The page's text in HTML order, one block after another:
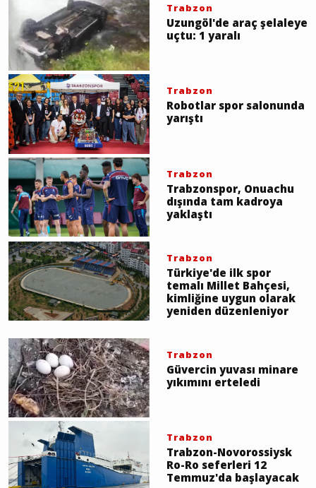
Trabzon
Uzungöl'de araç şelaleye
uçtu: 1 yaralı
Trabzon
Robotlar spor salonunda
yarıştı
Trabzon
Trabzonspor, Onuachu
dışında tam kadroya
yaklaştı
Trabzon
Türkiye'de ilk spor
temalı Millet Bahçesi,
kimliğine uygun olarak
yeniden düzenleniyor
Trabzon
Güvercin yuvası minare
yıkımını erteledi
Trabzon
Trabzon-Novorossiysk
Ro-Ro seferleri 12
Temmuz'da başlayacak